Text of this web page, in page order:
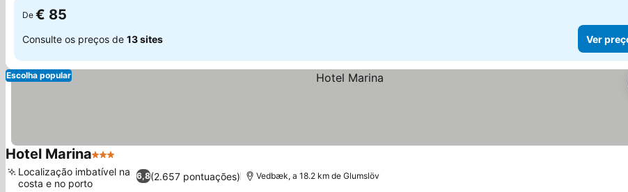
De € 85
Consulte os preços de 13 sites Ver
Escolha popular
Hotel Marina3 Estrelas
6,8(2.657 pontuações)
Localização imbatível na
costa e no porto
Vedbæk, a 18.2 km de Glumslöv